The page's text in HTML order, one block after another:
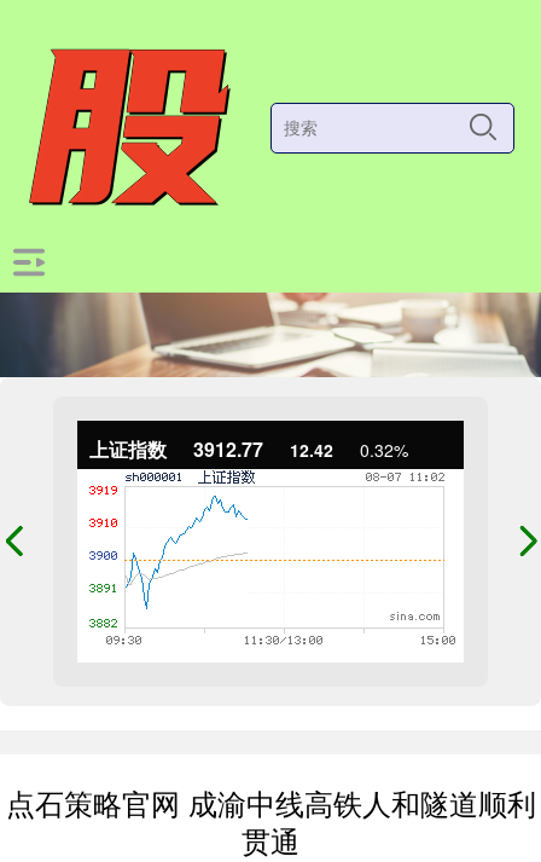
上证指数 3912.77 12.42 0.32%
点石策略官网 成渝中线高铁人和隧道顺利
贯通